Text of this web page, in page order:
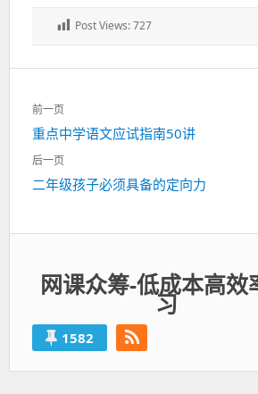
Post Views:727
文
章
导
航
前一页
上
一
重点中学语文应试指南50讲
后一页
下
二年级孩子必须具备的定向力
网课众筹-低成本高效
习
1582